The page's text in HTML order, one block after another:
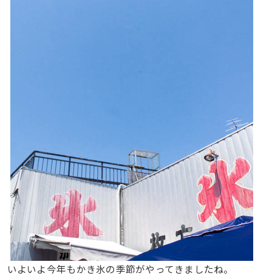
いよいよ今年もかき氷の季節がやってきましたね。